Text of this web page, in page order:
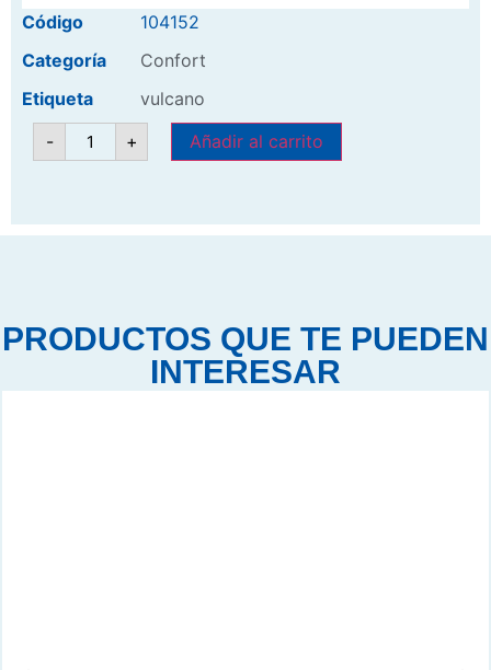
Código
104152
Categoría
Confort
Etiqueta
vulcano
-
+ Añadir al carrito
PRODUCTOS QUE TE PUEDEN
INTERESAR